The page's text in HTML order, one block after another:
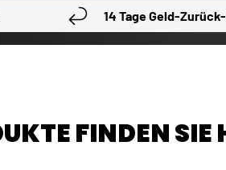
14 Tage Geld-
FINDEN SIE